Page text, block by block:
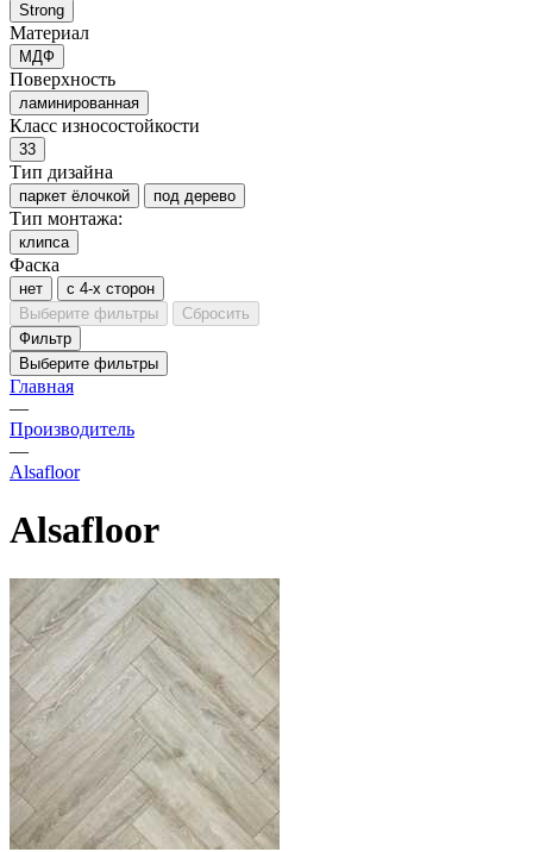
Strong
Материал
МДФ
Поверхность
ламинированная
Класс износостойкости
33
Тип дизайна
паркет ёлочкой под дерево
Тип монтажа:
клипса
Фаска
нет
с 4-х сторон
Выберите фильтры
Сбросить
Фильтр
Выберите фильтры
Главная
—
Производитель
—
Alsafloor
Alsafloor